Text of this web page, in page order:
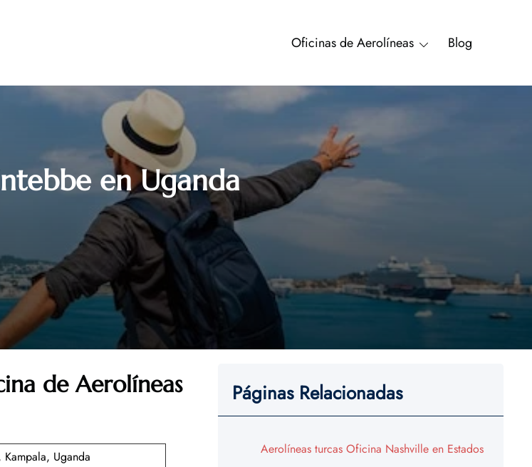
Oficinas de Aerolíneas Blog
en Uganda
de Aerolíneas
Uganda
Páginas Relacionadas
Aerolíneas turcas Oficina Nashville en Estados